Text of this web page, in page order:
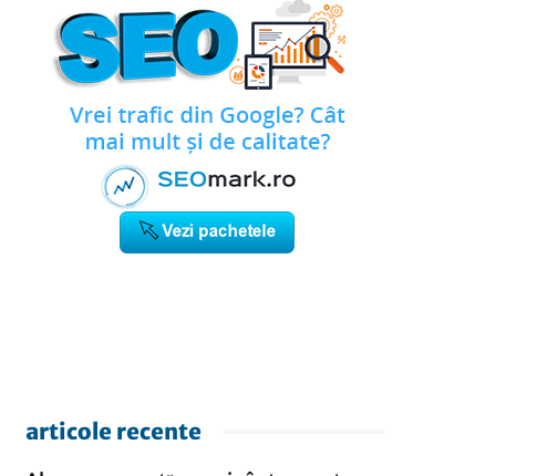
articole recente